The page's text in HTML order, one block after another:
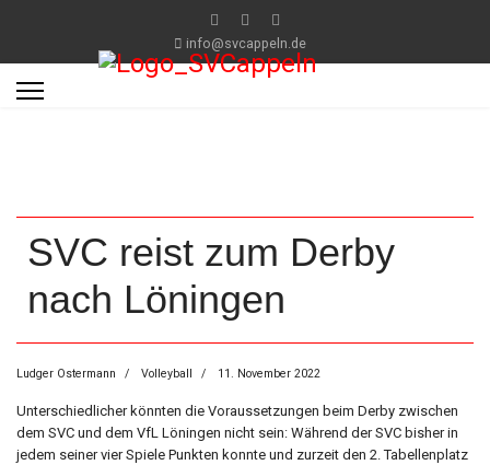
info@svcappeln.de
SVC reist zum Derby
nach Löningen
Ludger Ostermann Volleyball 11. November 2022
Unterschiedlicher könnten die Voraussetzungen beim Derby zwischen
dem SVC und dem VfL Löningen nicht sein: Während der SVC bisher in
jedem seiner vier Spiele Punkten konnte und zurzeit den 2. Tabellenplatz